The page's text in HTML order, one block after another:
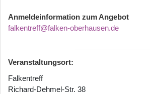
Anmeldeinformation zum Angebot
falkentreff@falken-oberhausen.de
Veranstaltungsort:
Falkentreff
Richard-Dehmel-Str. 38